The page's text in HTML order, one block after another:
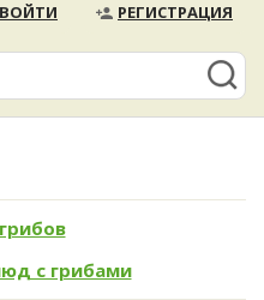
ВОЙТИ РЕГИСТРАЦИЯ
с грибами